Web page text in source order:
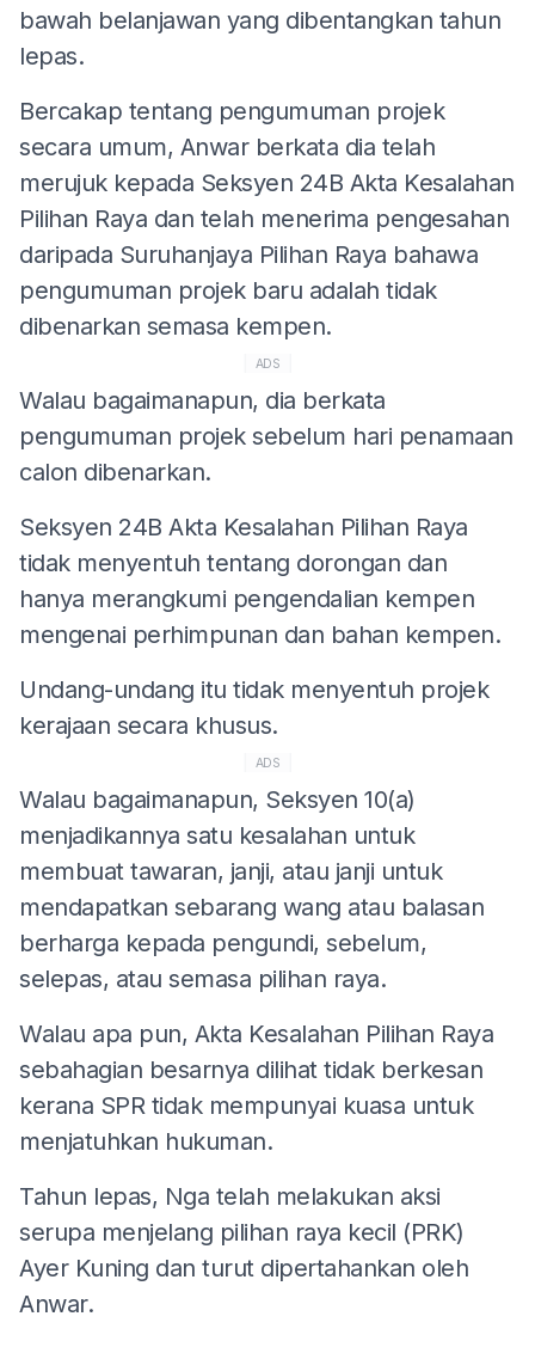
bawah belanjawan yang dibentangkan tahun
lepas.
Bercakap tentang pengumuman projek
secara umum, Anwar berkata dia telah
merujuk kepada Seksyen 24B Akta Kesalahan
Pilihan Raya dan telah menerima pengesahan
daripada Suruhanjaya Pilihan Raya bahawa
pengumuman projek baru adalah tidak
dibenarkan semasa kempen.
ADS
Walau bagaimanapun, dia berkata
pengumuman projek sebelum hari penamaan
calon dibenarkan.
Seksyen 24B Akta Kesalahan Pilihan Raya
tidak menyentuh tentang dorongan dan
hanya merangkumi pengendalian kempen
mengenai perhimpunan dan bahan kempen.
Undang-undang itu tidak menyentuh projek
kerajaan secara khusus.
ADS
Walau bagaimanapun, Seksyen 10(a)
menjadikannya satu kesalahan untuk
membuat tawaran, janji, atau janji untuk
mendapatkan sebarang wang atau balasan
berharga kepada pengundi, sebelum,
selepas, atau semasa pilihan raya.
Walau apa pun, Akta Kesalahan Pilihan Raya
sebahagian besarnya dilihat tidak berkesan
kerana SPR tidak mempunyai kuasa untuk
menjatuhkan hukuman.
Tahun lepas, Nga telah melakukan aksi
serupa menjelang pilihan raya kecil (PRK)
Ayer Kuning dan turut dipertahankan oleh
Anwar.